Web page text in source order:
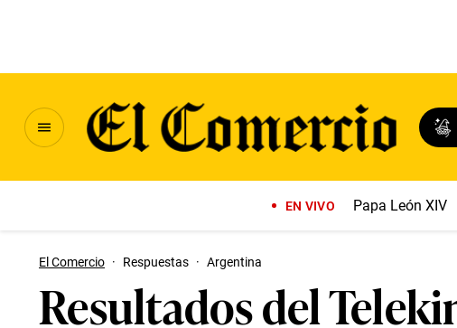
EN VIVO Papa León XIV
El Comercio · Respuestas · Argentina
Resultados del